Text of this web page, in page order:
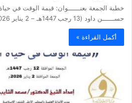
خطبة الجمعة بعنــــــوان: قيمة الوقت في
حســــــن داود (13 رجب 1447هـ – 2 يناير 2026م)…
أكمل القراءة »